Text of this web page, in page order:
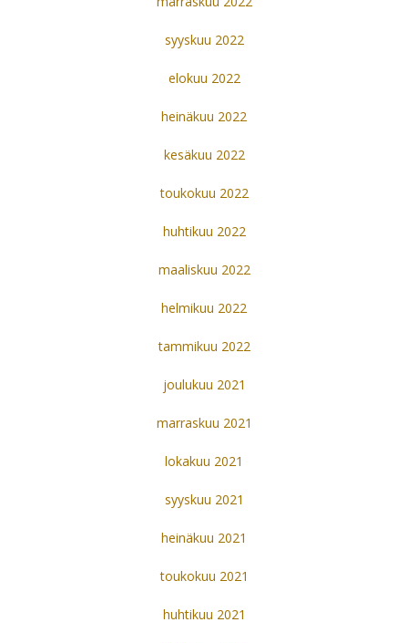
syyskuu 2022
elokuu 2022
heinäkuu 2022
kesäkuu 2022
toukokuu 2022
huhtikuu 2022
maaliskuu 2022
helmikuu 2022
tammikuu 2022
joulukuu 2021
marraskuu 2021
lokakuu 2021
syyskuu 2021
heinäkuu 2021
toukokuu 2021
huhtikuu 2021